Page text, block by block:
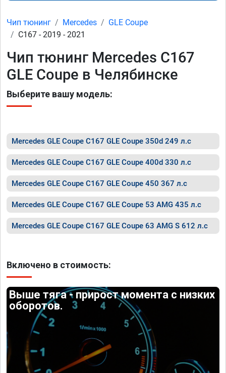
Чип тюнинг Mercedes
GLE Coupe
C167 - 2019 - 2021
Чип тюнинг Mercedes C167
GLE Coupe в Челябинске
Выберите вашу модель:
Mercedes GLE Coupe C167 GLE Coupe 350d 249 л.с
Mercedes GLE Coupe C167 GLE Coupe 400d 330 л.с
Mercedes GLE Coupe C167 GLE Coupe 450 367 л.с
Mercedes GLE Coupe C167 GLE Coupe 53 AMG 435 л.с
Mercedes GLE Coupe C167 GLE Coupe 63 AMG S 612 л.с
Включено в стоимость:
Выше тяга - прирост момента с низких
оборотов.